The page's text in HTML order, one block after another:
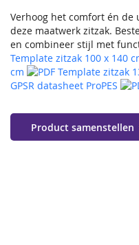
Verhoog het comfort én
deze maatwerk zitzak.
en combineer stijl met
Template zitzak 100 x 140
cm
Template zitzak
GPSR datasheet ProPES
Product samenstellen